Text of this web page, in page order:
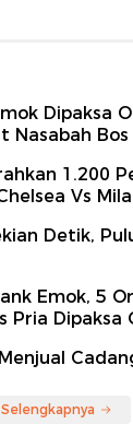
Dipaksa
Nasabah Bos
1.200
Vs
Detik,
Emok, 5
Pria Dipaksa